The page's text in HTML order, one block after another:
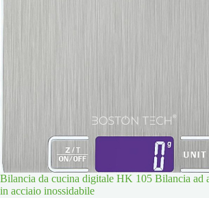
Bilancia da cucina digitale HK 105 Bilancia ad
in acciaio inossidabile